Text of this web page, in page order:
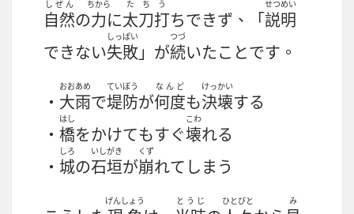
自然
しぜん
の力
ちから
に太刀打
たちう
ちできず、「説明
せつめい
できない失敗
しっぱい
」が続
つづ
いたことです。
・ 大雨
おおあめ
で堤防
ていぼう
が何度
なんど
も決壊
けっかい
する
・ 橋
はし
をかけてもすぐ壊
こわ
れる
・ 城
しろ
の石垣
いしがき
が崩
くず
れてしまう
げんしょう とうじ ひとびと み